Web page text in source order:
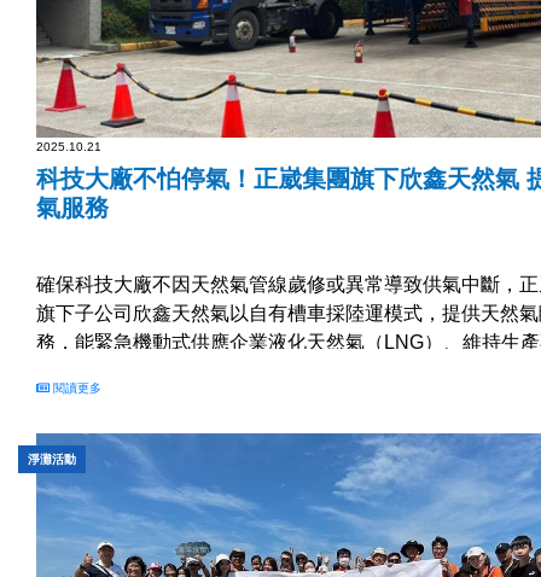
2025.10.21
科技大廠不怕停氣！正崴集團旗下欣鑫天然氣
氣服務
確保科技大廠不因天然氣管線歲修或異常導致供氣中斷，
旗下子公司欣鑫天然氣以自有槽車採陸運模式，提供天然
務，能緊急機動式供應企業液化天然氣（LNG）、維持生
基礎。...
閱讀更多
淨灘活動